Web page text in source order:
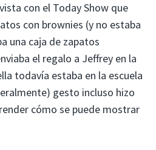
con el Today Show que
con brownies (y no estaba
una caja de zapatos
el regalo a Jeffrey en la
todavía estaba en la escuela
gesto incluso hizo
cómo se puede mostrar